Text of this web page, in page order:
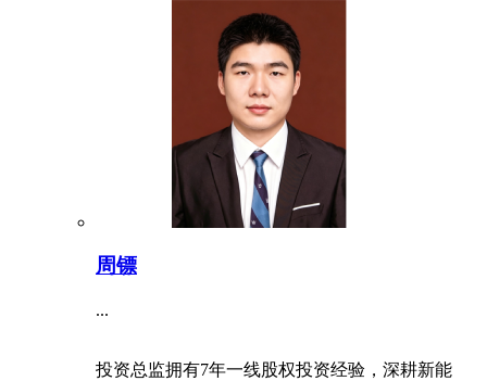
周镖
...
投资总监拥有7年一线股权投资经验，深耕新能